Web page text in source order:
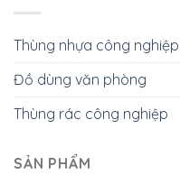
Thùng nhựa công nghiệp
Đồ dùng văn phòng
Thùng rác công nghiệp
SẢN PHẨM